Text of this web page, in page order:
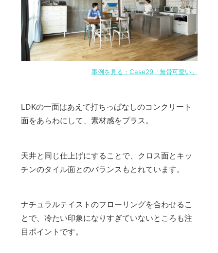
事例を見る：Case29「無骨可愛い」
LDKの一面はあえて打ちっぱなしのコンクリート
面をあらわにして、素材感をプラス。
天井と同じ仕上げにすることで、クロス面とキッ
チンのタイル面とのバランスもとれています。
ナチュラルテイストのフローリングを合わせるこ
とで、冷たい印象になりすぎていないところも注
目ポイントです。